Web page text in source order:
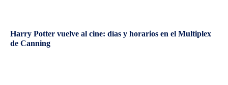
Harry Potter vuelve al cine: días y horarios en el Multiplex
de Canning